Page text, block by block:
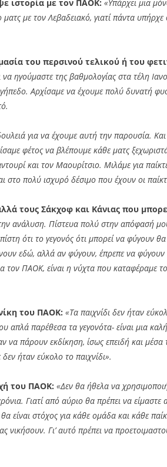
ιστορία με τον ΠΑΟΚ: «Υπάρχει μια
ματς με τον Λεβαδειακό, γιατί πάντα
του περσινού τελικού ή του
να ηγούμαστε της βαθμολογίας στα τέλη
Αρχίσαμε να έχουμε πολύ δυνατή
για να έχουμε αυτή την παρουσία.
φέτος να βλέπουμε κάθε ματς ξεχωριστά
και τον Μαουρίτσιο. Μιλάμε για
πολύ ισχυρό δέσιμο που έχουν οι
τους Σάκχοφ και Κάνιας που
ανάλυση. Πίστευα πολύ στην απόφασή
ότι το γεγονός ότι μπορεί να φύγουν
εδώ, αλλά αν φύγουν, έπρεπε να φύγουν
τον ΠΑΟΚ, είναι η νύχτα που καταφέραμε
του ΠΑΟΚ: «Τα παιχνίδι δεν ήταν
απλά παρέθεσα τα γεγονότα- είναι μια
πάρουν εκδίκηση, ίσως επειδή και μέσα
ήταν εύκολο το παιχνίδι».
του ΠΑΟΚ: «Δεν θα ήθελα να
Γιατί από αύριο θα πρέπει να είμαστε
είναι στόχος για κάθε ομάδα και κάθε
Γι’ αυτό πρέπει να